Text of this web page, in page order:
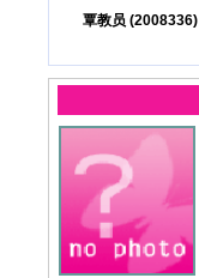
覃教员 (2008336)